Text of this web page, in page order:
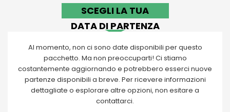
SCEGLI LA TUA
DATA DI PARTENZA
Al momento, non ci sono date disponibili per questo
pacchetto. Ma non preoccuparti! Ci stiamo
costantemente aggiornando e potrebbero esserci nuove
partenze disponibili a breve. Per ricevere informazioni
dettagliate o esplorare altre opzioni, non esitare a
contattarci.